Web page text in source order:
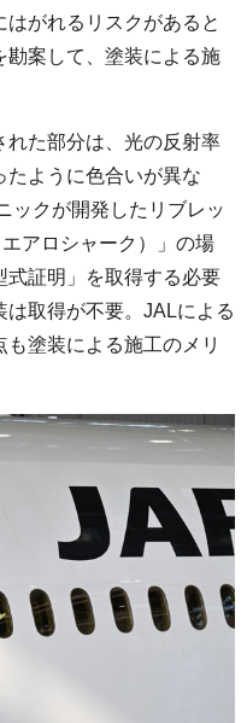
がれるリスクがあると
勘案して、塗装による施
た部分は、光の反射率
たように色合いが異な
ックが開発したリブレッ
アロシャーク）」の場
式証明」を取得する必要
取得が不要。JALによる
塗装による施工のメリ